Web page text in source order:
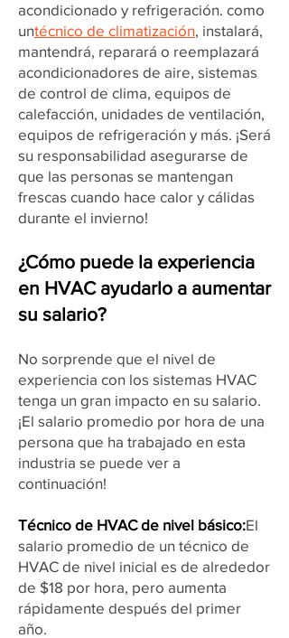
acondicionado y refrigeración. como
untécnico de climatización, instalará,
mantendrá, reparará o reemplazará
acondicionadores de aire, sistemas
de control de clima, equipos de
calefacción, unidades de ventilación,
equipos de refrigeración y más. ¡Será
su responsabilidad asegurarse de
que las personas se mantengan
frescas cuando hace calor y cálidas
durante el invierno!
¿Cómo puede la experiencia
en HVAC ayudarlo a aumentar
su salario?
No sorprende que el nivel de
experiencia con los sistemas HVAC
tenga un gran impacto en su salario.
¡El salario promedio por hora de una
persona que ha trabajado en esta
industria se puede ver a
continuación!
Técnico de HVAC de nivel básico:El
salario promedio de un técnico de
HVAC de nivel inicial es de alrededor
de $18 por hora, pero aumenta
rápidamente después del primer
año.